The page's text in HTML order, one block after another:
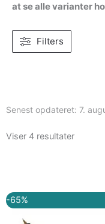
at se alle varianter
Filters
Senest opdateret: 7.
Viser 4 resultater
-65%
oprindelige